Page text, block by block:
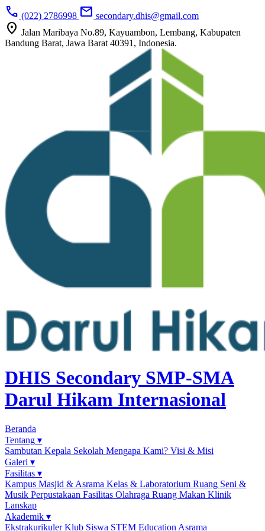
call (022) 2786998 mail secondary.dhis@gmail.com
location_on Jalan Maribaya No.89, Kayuambon, Lembang, Kabupaten
Bandung Barat, Jawa Barat 40391, Indonesia.
DHIS Secondary SMP-SMA
Darul Hikam Internasional
Beranda
Tentang ▾
Sambutan Kepala Sekolah Mengapa Kami? Visi & Misi
Galeri ▾
Fasilitas ▾
Kampus Masjid & Asrama Kelas & Laboratorium Ruang Seni &
Musik Perpustakaan Fasilitas Olahraga Ruang Makan Klinik
Lanskap
Akademik ▾
EkstrakurikulerKlub Siswa STEM Education Asrama